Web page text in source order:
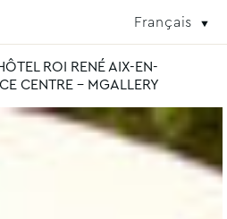
Français
ROI RENÉ AIX-EN-
CENTRE - MGALLERY